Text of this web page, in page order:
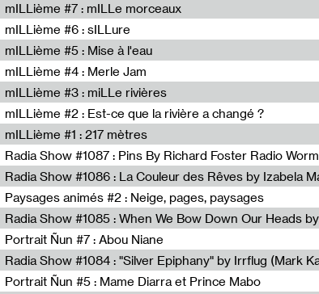
mILLième #7 : mILLe morceaux
mILLième #6 : sILLure
mILLième #5 : Mise à l'eau
mILLième #4 : Merle Jam
mILLième #3 : miLLe rivières
mILLième #2 : Est-ce que la rivière a changé ?
mILLième #1 : 217 mètres
Radia Show #1087 : Pins By Richard Foster Radio Worm
Paysages animés #2 : Neige, pages, paysages
Portrait Ñun #7 : Abou Niane
Portrait Ñun #5 : Mame Diarra et Prince Mabo